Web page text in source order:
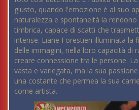
giusto, quando l'emozione è al suo
naturalezza e spontaneità la
timbrica, capace di scatti che
intense. Liane Forestieri illuminata la
delle immagini, nella loro capacità di
creare connessione tra le persone.
vasta e variegata, ma la sua
una costante che permea la sua
come artista.